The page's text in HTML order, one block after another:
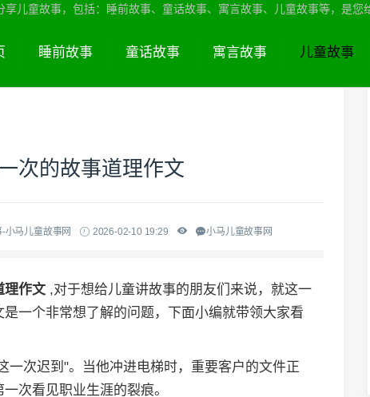
享儿童故事，包括：睡前故事、童话故事、寓言故事、儿童故事等，是您
睡前故事 童话故事 寓言故事 儿童故事
次的故事道理作文
小马儿童故事网 2026-02-10 19:29 小马儿童故事网
理作文 ,对于想给儿童讲故事的朋友们来说，就这一
一个非常想了解的问题，下面小编就带领大家看
一次迟到"。当他冲进电梯时，重要客户的文件正
次看见职业生涯的裂痕。